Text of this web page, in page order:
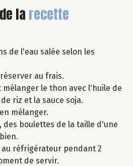
de la recette
de l'eau salée selon les
au frais.
mélanger le thon avec l'huile de
riz et la sauce soja.
mélanger.
des boulettes de la taille d'une
réfrigérateur pendant 2
de servir.